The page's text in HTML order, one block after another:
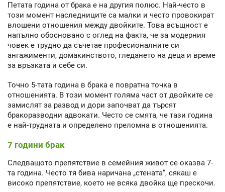
Петата година от брака е на другия полюс. Най-често в
този момент наследниците са малки и често провокират
влошени отношения между двойките. Това всъщност е
напълно обосновано с оглед на факта, че за модерния
човек е трудно да съчетае професионалните си
ангажименти, домакинството, гледането на деца и време
за връзката и себе си.
Точно 5-тата година в брака е повратна точка в
отношенията. В този момент голяма част от двойките се
замислят за развод и дори започват да търсят
бракоразводни адвокати. Често се смята, че тази година
е най-трудната и определено преломна в отношенията.
7 години брак
Следващото препятствие в семейния живот се оказва 7-
та година. Често тя бива наричана „стената“, сякаш е
високо препятствие, което не всяка двойка ще прескочи.